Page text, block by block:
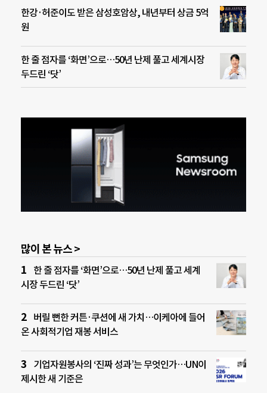
한강·허준이도 받은 삼성호암상, 내년부터 상금 5억
원
한 줄 점자를 ‘화면’으로…50년 난제 풀고 세계시장
두드린 ‘닷’
많이 본 뉴스 >
한 줄 점자를 ‘화면’으로…50년 난제 풀고 세계
시장 두드린 ‘닷’
버릴 뻔한 커튼·쿠션에 새 가치…이케아에 들어
온 사회적기업 재봉 서비스
기업자원봉사의 ‘진짜 성과’는 무엇인가…UN이
제시한 새 기준은